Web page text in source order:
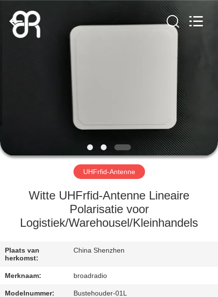
PRODUCTEN
VR-
SHOW
ONGEVEER
Technology
Co.,LTD..
Rights
Reserved.
UHFrfid-Antenne
Witte UHFrfid-Antenne Lineaire
Polarisatie voor
Logistiek/Warehousel/Kleinhandels
Plaats van
herkomst:
China Shenzhen
Merknaam: broadradio
Modelnummer: Bustehouder-01L